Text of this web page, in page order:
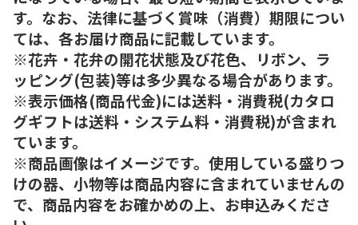
す。なお、法律に基づく賞味（消費）期限につい
ては、各お届け商品に記載しています。
※花卉・花弁の開花状態及び花色、リボン、ラ
ッピング(包装)等は多少異なる場合があります。
※表示価格(商品代金)には送料・消費税(カタロ
グギフトは送料・システム料・消費税)が含まれ
ています。
※商品画像はイメージです。使用している盛りつ
けの器、小物等は商品内容に含まれていませんの
で、商品内容をお確かめの上、お申込みくださ